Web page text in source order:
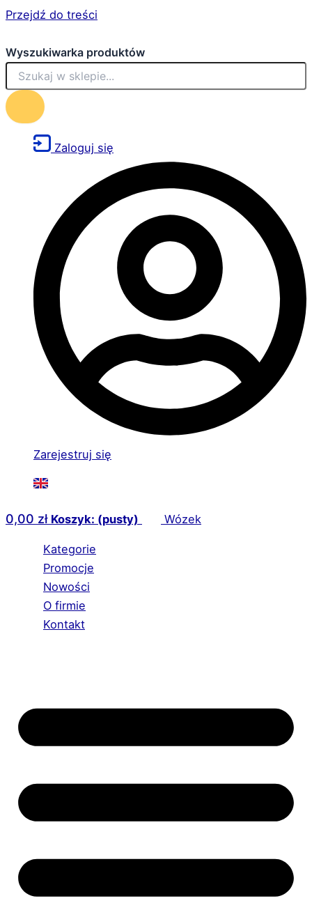
Przejdź do treści
Wyszukiwarka produktów
Zaloguj się
Zarejestruj się
0,00 zł Koszyk: (pusty) Wózek
Kategorie
Promocje
Nowości
O firmie
Kontakt